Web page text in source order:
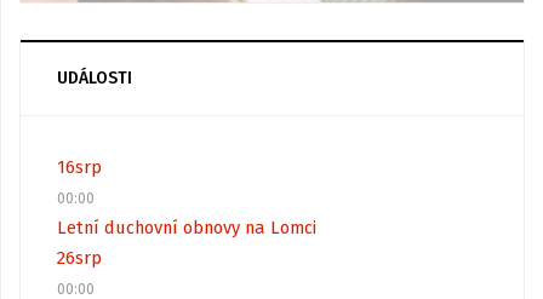
UDÁLOSTI
16srp
00:00
Letní duchovní obnovy na Lomci
26srp
00:00